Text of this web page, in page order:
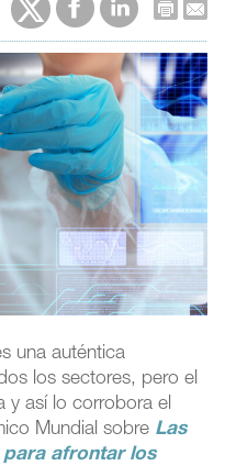
una auténtica
los sectores, pero el
y así lo corrobora el
Mundial sobre Las
para afrontar los